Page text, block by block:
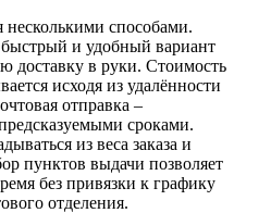
несколькими способами.
быстрый и удобный вариант
доставку в руки. Стоимость
исходя из удалённости
отправка –
сроками.
из веса заказа и
пунктов выдачи позволяет
без привязки к графику
отделения.